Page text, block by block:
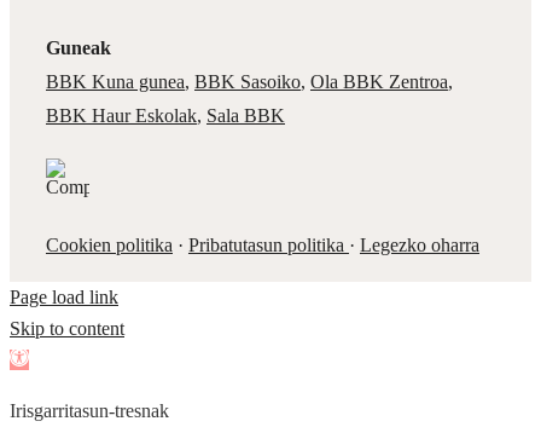
Guneak
BBK Kuna gunea, BBK Sasoiko, Ola BBK Zentroa,
BBK Haur Eskolak, Sala BBK
Cookien politika · Pribatutasun politika · Legezko oharra
Page load link
Skip to content
Open
Irisgarritasun-tresnak